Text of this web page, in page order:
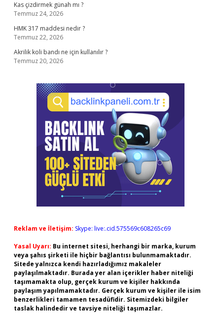
Kas çizdirmek günah mı ?
Temmuz 24, 2026
HMK 317 maddesi nedir ?
Temmuz 22, 2026
Akrilik koli bandı ne için kullanılır ?
Temmuz 20, 2026
Reklam ve İletişim: Skype: live:.cid.575569c608265c69
Yasal Uyarı: Bu internet sitesi, herhangi bir marka, kurum
veya şahıs şirketi ile hiçbir bağlantısı bulunmamaktadır.
Sitede yalnızca kendi hazırladığımız makaleler
paylaşılmaktadır. Burada yer alan içerikler haber niteliği
taşımamakta olup, gerçek kurum ve kişiler hakkında
paylaşım yapılmamaktadır. Gerçek kurum ve kişiler ile isim
benzerlikleri tamamen tesadüfidir. Sitemizdeki bilgiler
taslak halindedir ve tavsiye niteliği taşımazlar.